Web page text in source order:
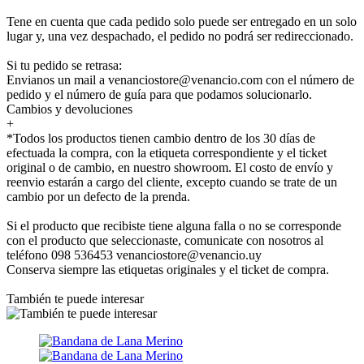
Tene en cuenta que cada pedido solo puede ser entregado en un solo
lugar y, una vez despachado, el pedido no podrá ser redireccionado.
Si tu pedido se retrasa:
Envianos un mail a venanciostore@venancio.com con el número de
pedido y el número de guía para que podamos solucionarlo.
Cambios y devoluciones
+
*Todos los productos tienen cambio dentro de los 30 días de
efectuada la compra, con la etiqueta correspondiente y el ticket
original o de cambio, en nuestro showroom. El costo de envío y
reenvio estarán a cargo del cliente, excepto cuando se trate de un
cambio por un defecto de la prenda.
Si el producto que recibiste tiene alguna falla o no se corresponde
con el producto que seleccionaste, comunicate con nosotros al
teléfono 098 536453 venanciostore@venancio.uy
Conserva siempre las etiquetas originales y el ticket de compra.
También te puede interesar